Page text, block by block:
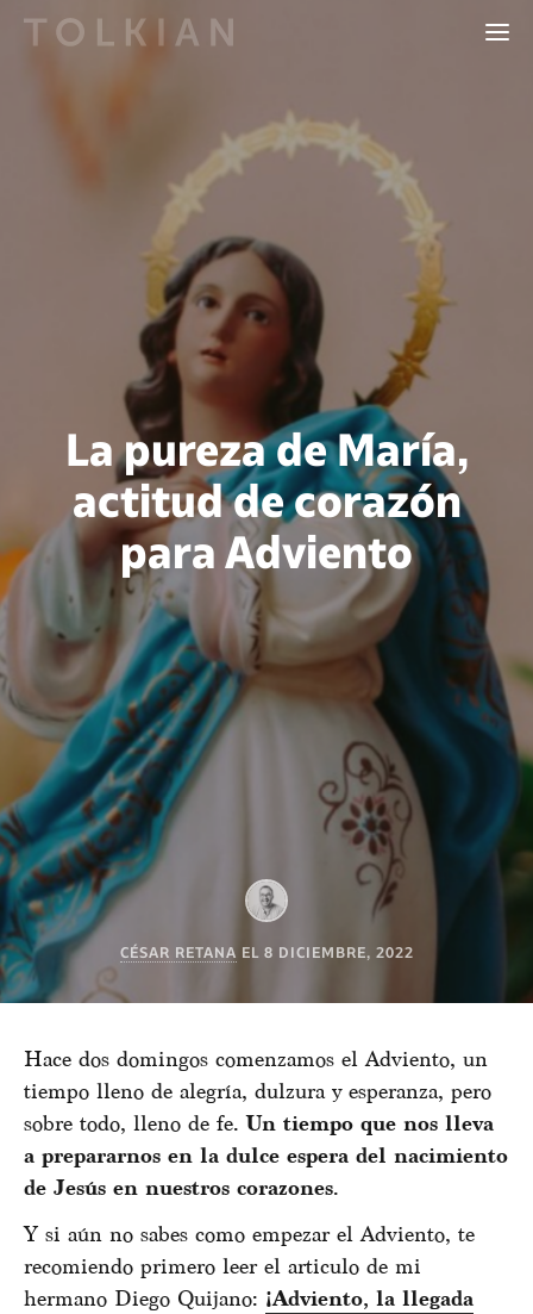
La pureza de María,
actitud de corazón
para Adviento
CÉSAR RETANA EL 8 DICIEMBRE, 2022
Hace dos domingos comenzamos el Adviento, un
tiempo lleno de alegría, dulzura y esperanza, pero
sobre todo, lleno de fe. Un tiempo que nos lleva
a prepararnos en la dulce espera del nacimiento
de Jesús en nuestros corazones.
Y si aún no sabes como empezar el Adviento, te
recomiendo primero leer el articulo de mi
hermano Diego Quijano: ¡Adviento, la llegada